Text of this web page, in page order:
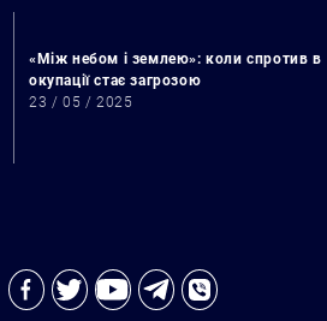
«Між небом і землею»: коли спротив в
окупації стає загрозою
23 / 05 / 2025